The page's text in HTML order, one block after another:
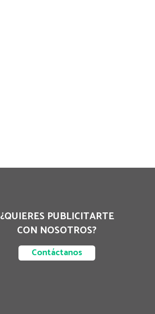
¿QUIERES PUBLICITARTE
CON NOSOTROS?
Contáctanos